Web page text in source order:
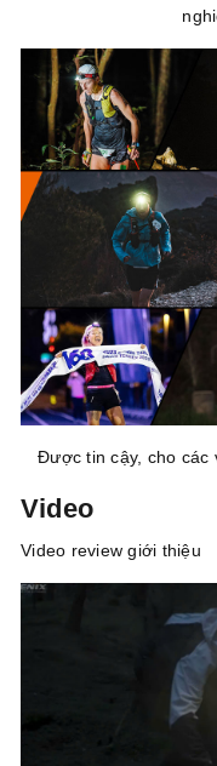
Được tin cậy, cho các
Video
Video review giới thiệu